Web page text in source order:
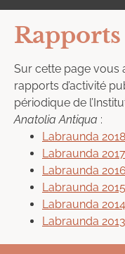
Sur cette page vous
rapports d’activité
périodique de
Anatolia Antiqua :
Labraunda 2018
Labraunda 2017
Labraunda 2016
Labraunda 2015
Labraunda 2014
Labraunda 2013